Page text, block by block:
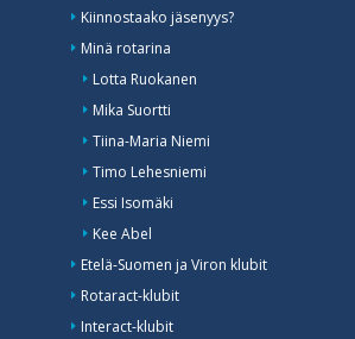
Kiinnostaako jäsenyys?
Minä rotarina
Lotta Ruokanen
Mika Suortti
Tiina-Maria Niemi
Timo Lehesniemi
Essi Isomäki
Kee Abel
Etelä-Suomen ja Viron klubit
Rotaract-klubit
Interact-klubit